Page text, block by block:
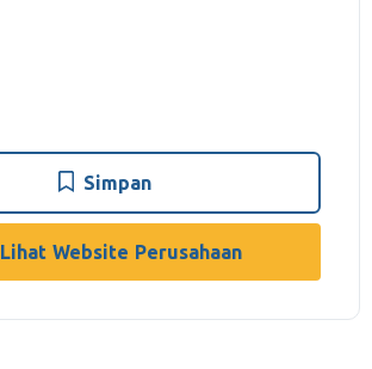
Simpan
Lihat Website Perusahaan